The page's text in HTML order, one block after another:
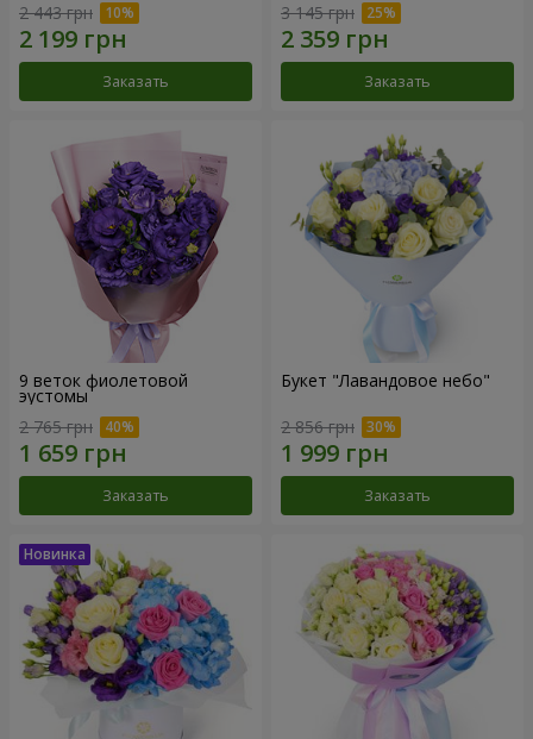
2 443 грн
Заказать
3 145 грн
Заказать
9 веток фиолетовой
эустомы
2 765 грн
Заказать
Букет "Лавандовое небо"
2 856 грн
Заказать